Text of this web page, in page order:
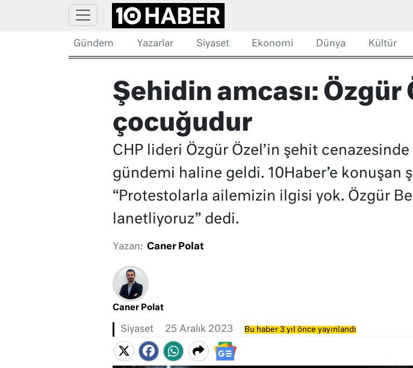
Gündem Yazarlar Siyaset Ekonomi Dünya Kültür
Şehidin amcası: Özgür
çocuğudur
CHP lideri Özgür Özel’in şehit
gündemi haline geldi. 10Haber’e konuşan
“Protestolarla ailemizin ilgisi yok. Özgür
lanetliyoruz” dedi.
Yazan: Caner Polat
Caner Polat
Siyaset 25 Aralık 2023 Bu haber 3 yıl önce yayınlandı